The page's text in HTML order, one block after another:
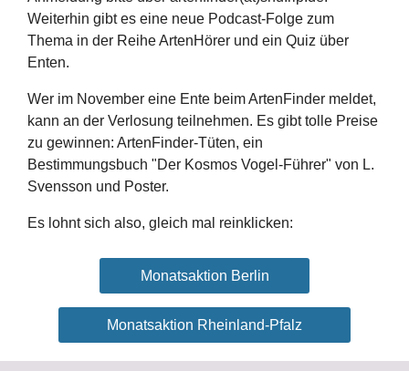
Weiterhin gibt es eine neue Podcast-Folge zum
Thema in der Reihe ArtenHörer und ein Quiz über
Enten.
Wer im November eine Ente beim ArtenFinder meldet,
kann an der Verlosung teilnehmen. Es gibt tolle Preise
zu gewinnen: ArtenFinder-Tüten, ein
Bestimmungsbuch "Der Kosmos Vogel-Führer" von L.
Svensson und Poster.
Es lohnt sich also, gleich mal reinklicken:
Monatsaktion Berlin
Monatsaktion Rheinland-Pfalz